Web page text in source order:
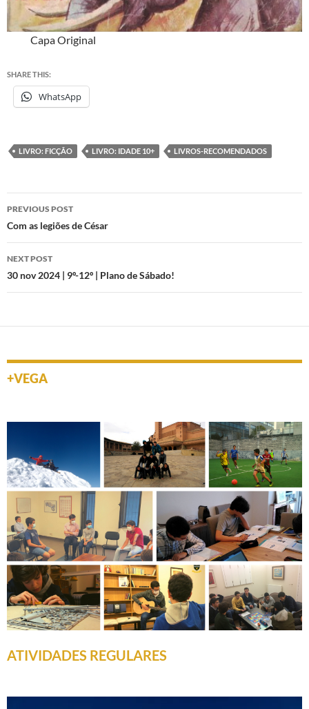
Capa Original
SHARE THIS:
WhatsApp
LIVRO: FICÇÃO LIVRO: IDADE 10+ LIVROS-RECOMENDADOS
Post
navigation
PREVIOUS POST
Com as legiões de César
NEXT POST
30 nov 2024 | 9º-12º | Plano de Sábado!
+VEGA
ATIVIDADES REGULARES